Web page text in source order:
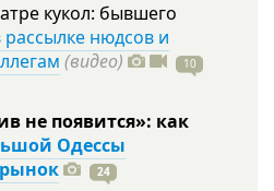
кукол: бывшего
нюдсов и
(видео) 10
не появится»: как
Одессы
24